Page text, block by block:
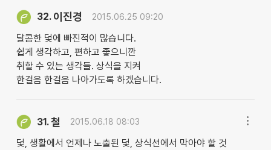
32. 이진경 2015.06.25 09:20
달콤한 덫에 빠진적이 많습니다.
쉽게 생각하고, 편하고 좋으니깐
취할 수 있는 생각들. 상식을 지켜
한걸음 한걸음 나아가도록 하겠습니다.
31.철 2015.06.18 08:03
덫, 생활에서 언제나 노출된 덫, 상식선에서 막아야 할 것